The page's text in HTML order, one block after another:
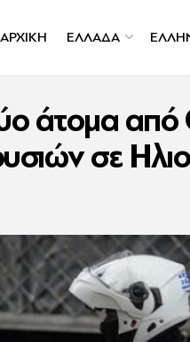
ΑΡΧΙΚΗ ΕΛΛΑΔΑ
άτομα από
σε